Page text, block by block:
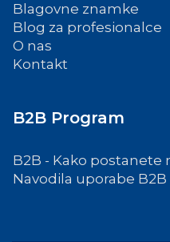
Blagovne znamke
Blog za profesionalce
O nas
Kontakt
B2B Program
B2B - Kako postanete
Navodila uporabe B2B